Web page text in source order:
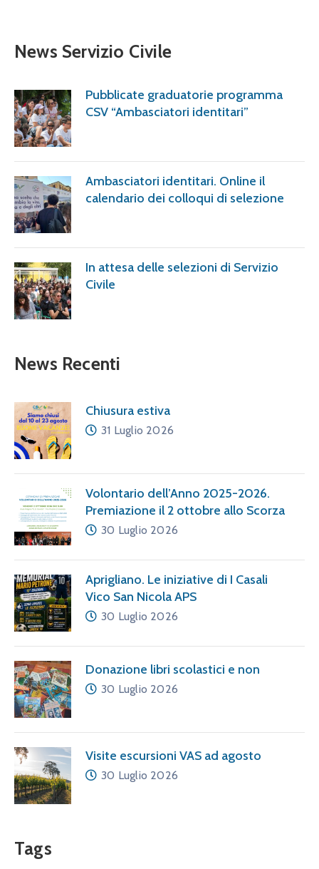
News Servizio Civile
Pubblicate graduatorie programma
CSV “Ambasciatori identitari”
Ambasciatori identitari. Online il
calendario dei colloqui di selezione
In attesa delle selezioni di Servizio
Civile
News Recenti
Chiusura estiva
31 Luglio 2026
Volontario dell’Anno 2025-2026.
Premiazione il 2 ottobre allo Scorza
30 Luglio 2026
Aprigliano. Le iniziative di I Casali
Vico San Nicola APS
30 Luglio 2026
Donazione libri scolastici e non
30 Luglio 2026
Visite escursioni VAS ad agosto
30 Luglio 2026
Tags